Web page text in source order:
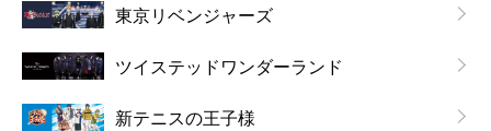
東京リベンジャーズ
ツイステッドワンダーランド
新テニスの王子様